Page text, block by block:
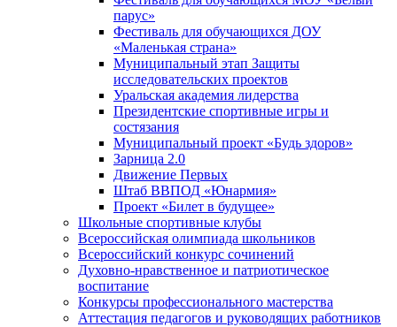
парус»
Фестиваль для обучающихся ДОУ
«Маленькая страна»
Муниципальный этап Защиты
исследовательских проектов
Уральская академия лидерства
Президентские спортивные игры и
состязания
Муниципальный проект «Будь здоров»
Зарница 2.0
Движение Первых
Штаб ВВПОД «Юнармия»
Проект «Билет в будущее»
Школьные спортивные клубы
Всероссийская олимпиада школьников
Всероссийский конкурс сочинений
Духовно-нравственное и патриотическое
воспитание
Конкурсы профессионального мастерства
Аттестация педагогов и руководящих работников